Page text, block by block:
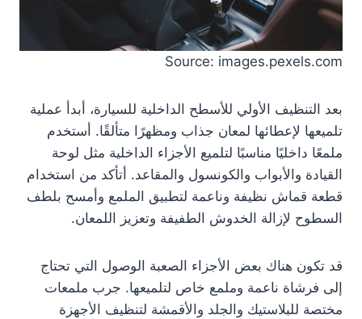
Source: images.pexels.com
بعد التنظيف الأولي للأسطح الداخلية للسيارة، أبدأ عملية
تلميعها لإعطائها لمعان جذاب ومظهرًا متألقًا. أستخدم
ملمعًا داخليًا مناسبًا لتلميع الأجزاء الداخلية مثل لوحة
القيادة والأبواب والكونسول والمقاعد. أتأكد من استخدام
قطعة قماش نظيفة وناعمة لتطبيق الملمع وأمسح بلطف
السطوح لإزالة الخدوش الطفيفة وتعزيز اللمعان.
قد تكون هناك بعض الأجزاء الصعبة الوصول التي تحتاج
إلى فرشاة ناعمة وملمع خاص لتلميعها. جرب ملمعات
مختصة للبلاستيك والجلد والأقمشة لتنظيف الأجهزة